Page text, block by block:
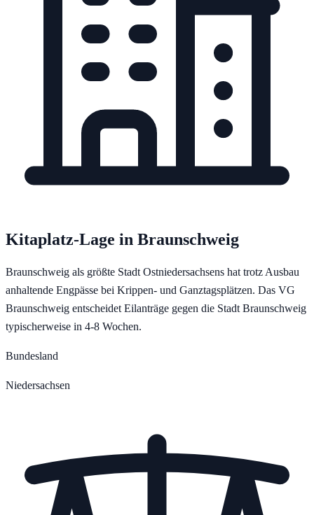
Kitaplatz-Lage in Braunschweig
Braunschweig als größte Stadt Ostniedersachsens hat trotz Ausbau
anhaltende Engpässe bei Krippen- und Ganztagsplätzen. Das VG
Braunschweig entscheidet Eilanträge gegen die Stadt Braunschweig
typischerweise in 4-8 Wochen.
Bundesland
Niedersachsen